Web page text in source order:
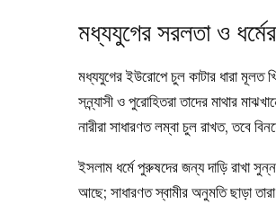
মধ্যযুগের সরলতা ও
মধ্যযুগের ইউরোপে চুল কাটার ধারা মূলত
সন্ন্যাসী ও পুরোহিতরা তাদের মাথার
নারীরা সাধারণত লম্বা চুল রাখত, তবে
ইসলাম ধর্মে পুরুষদের জন্য দাড়ি রাখা
আছে; সাধারণত স্বামীর অনুমতি ছাড়া